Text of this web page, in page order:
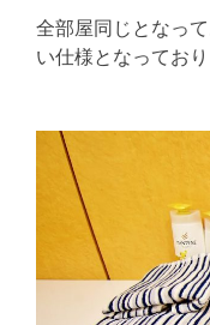
全部屋同じとなっ
い仕様となってお